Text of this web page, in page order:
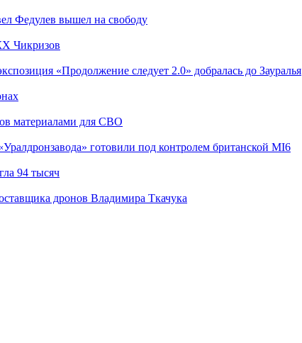
Федулев вышел на свободу
Чикризов
«Продолжение следует 2.0» добралась до Зауралья
материалами для СВО
готовили под контролем британской MI6
94 тысяч
дронов Владимира Ткачука